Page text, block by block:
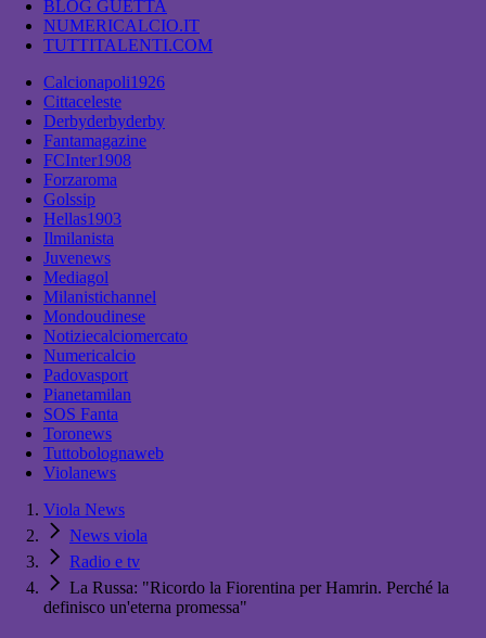
BLOG GUETTA
NUMERICALCIO.IT
TUTTITALENTI.COM
Calcionapoli1926
Cittaceleste
Derbyderbyderby
Fantamagazine
FCInter1908
Forzaroma
Golssip
Hellas1903
Ilmilanista
Juvenews
Mediagol
Milanistichannel
Mondoudinese
Notiziecalciomercato
Numericalcio
Padovasport
Pianetamilan
SOS Fanta
Toronews
Tuttobolognaweb
Violanews
Viola News
News viola
Radio e tv
La Russa: "Ricordo la Fiorentina per Hamrin. Perché la
definisco un'eterna promessa"